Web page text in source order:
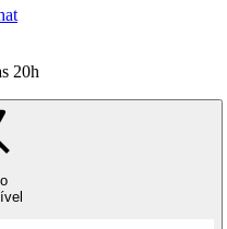
20h